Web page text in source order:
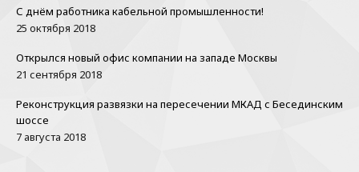
С днём работника кабельной промышленности!
25 октября 2018
Открылся новый офис компании на западе Москвы
21 сентября 2018
Реконструкция развязки на пересечении МКАД с Бесединским
шоссе
7 августа 2018